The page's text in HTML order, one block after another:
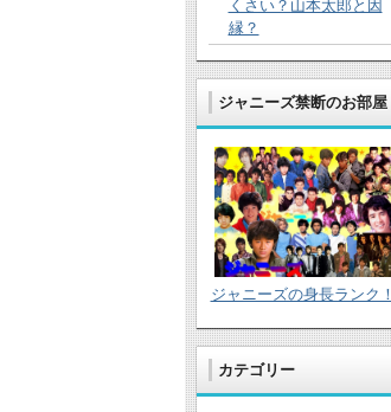
くさい？山本太郎と因
縁？
ジャニーズ禁断のお部屋
ジャニーズの身長ランク！
カテゴリー